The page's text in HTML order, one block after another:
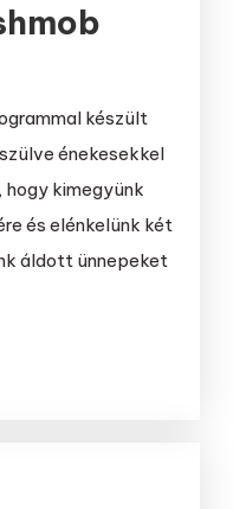
készült
énekesekkel
kimegyünk
és elénkelünk két
áldott ünnepeket